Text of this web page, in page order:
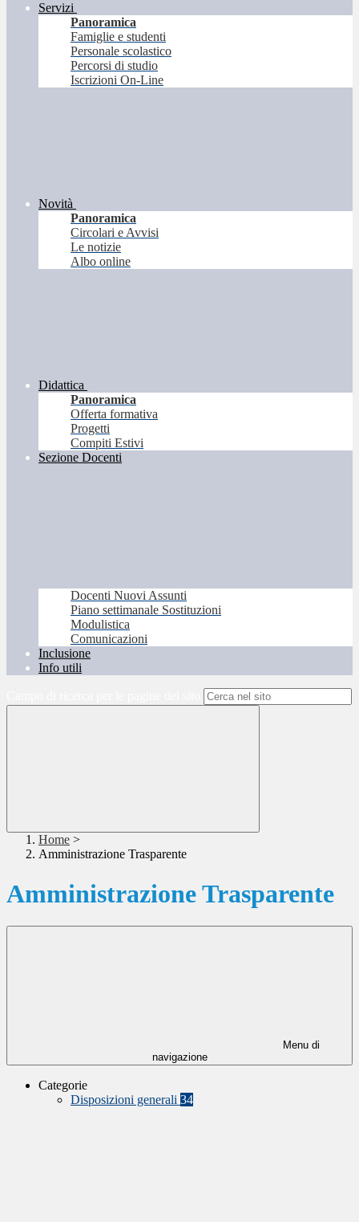
Servizi
Panoramica
Famiglie e studenti
Personale scolastico
Percorsi di studio
Iscrizioni On-Line
Novità
Panoramica
Circolari e Avvisi
Le notizie
Albo online
Didattica
Panoramica
Offerta formativa
Progetti
Compiti Estivi
Sezione Docenti
Docenti Nuovi Assunti
Piano settimanale Sostituzioni
Modulistica
Comunicazioni
Inclusione
Info utili
Home >
Amministrazione Trasparente
Amministrazione Trasparente
Menu di
navigazione
Categorie
Disposizioni generali 34